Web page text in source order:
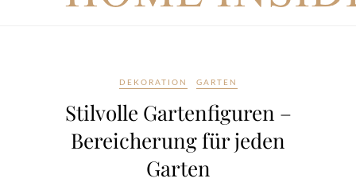
DEKORATION GARTEN
Stilvolle Gartenfiguren –
Bereicherung für jeden
Garten